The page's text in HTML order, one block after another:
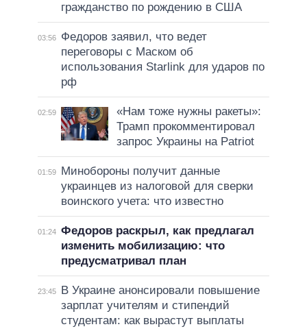
гражданство по рождению в США
03:56
Федоров заявил, что ведет
переговоры с Маском об
использования Starlink для ударов по
рф
02:59
«Нам тоже нужны ракеты»:
Трамп прокомментировал
запрос Украины на Patriot
01:59
Минобороны получит данные
украинцев из налоговой для сверки
воинского учета: что известно
01:24 Федоров раскрыл, как предлагал
изменить мобилизацию: что
предусматривал план
23:45
В Украине анонсировали повышение
зарплат учителям и стипендий
студентам: как вырастут выплаты